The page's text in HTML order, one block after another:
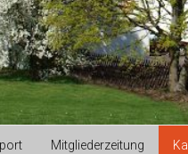
Mitgliederzeitung